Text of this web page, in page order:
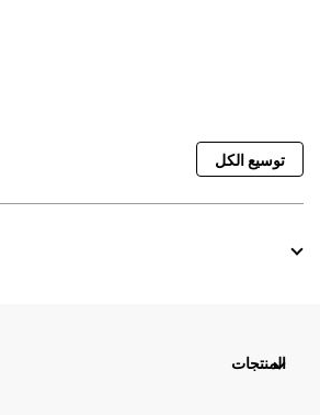
توسيع الكل
المنتجات